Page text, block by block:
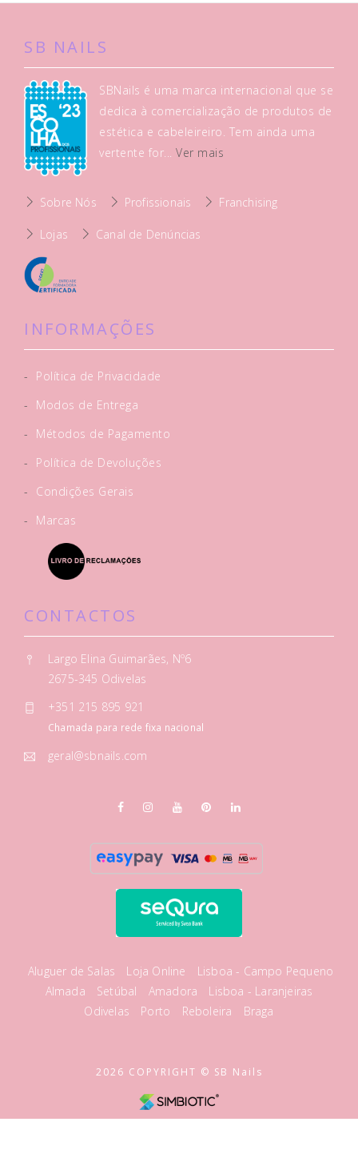
SB NAILS
SBNails é uma marca internacional que se
dedica à comercialização de produtos de
estética e cabeleireiro. Tem ainda uma
vertente for...Ver mais
Sobre Nós Profissionais Franchising
Lojas Canal de Denúncias
INFORMAÇÕES
-
Política de Privacidade
-
Modos de Entrega
-
Métodos de Pagamento
-
Política de Devoluções
-
Condições Gerais
-
Marcas
CONTACTOS
Largo Elina Guimarães, Nº6
2675-345 Odivelas
+351 215 895 921
Chamada para rede fixa nacional
geral@sbnails.com
Aluguer de Salas Loja Online
Lisboa - Campo Pequeno
Almada
Setúbal Amadora
Lisboa - Laranjeiras
Odivelas
Porto Reboleira Braga
2026 COPYRIGHT © SB Nails